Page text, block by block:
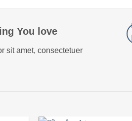
You love
sit amet, consectetuer